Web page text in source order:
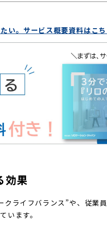
い。サービス概要資料はこち
効果
ライフバランス”や、従業
います。